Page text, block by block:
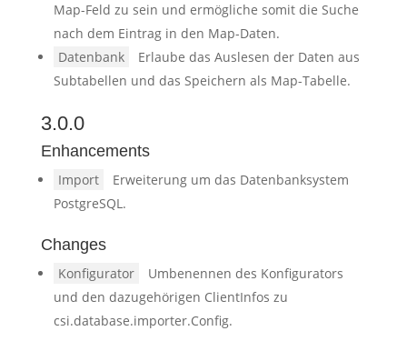
Map-Feld zu sein und ermögliche somit die Suche
nach dem Eintrag in den Map-Daten.
Datenbank
Erlaube das Auslesen der Daten aus
Subtabellen und das Speichern als Map-Tabelle.
3.0.0
Enhancements
Import
Erweiterung um das Datenbanksystem
PostgreSQL.
Changes
Konfigurator
Umbenennen des Konfigurators
und den dazugehörigen ClientInfos zu
csi.database.importer.Config.